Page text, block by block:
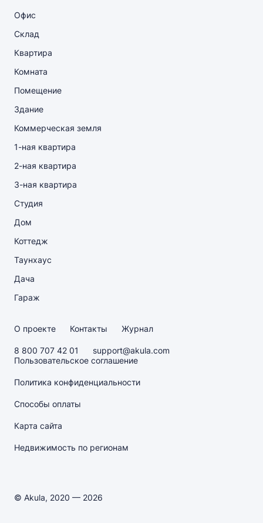
Офис
Склад
Квартира
Комната
Помещение
Здание
Коммерческая земля
1-ная квартира
2-ная квартира
3-ная квартира
Студия
Дом
Коттедж
Таунхаус
Дача
Гараж
О проекте Контакты Журнал
8 800 707 42 01
support@akula.com
Пользовательское соглашение
Политика конфиденциальности
Способы оплаты
Карта сайта
Недвижимость по регионам
© Akula, 2020 — 2026